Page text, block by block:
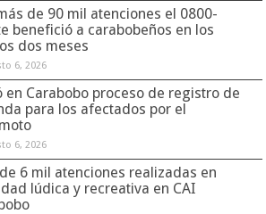
de 90 mil atenciones el 0800-
benefició a carabobeños en los
dos meses
6, 2026
en Carabobo proceso de registro de
para los afectados por el
6, 2026
6 mil atenciones realizadas en
lúdica y recreativa en CAI